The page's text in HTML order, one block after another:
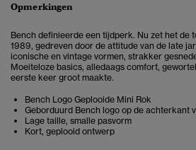
Opmerkingen
Bench definieerde een tijdperk. Nu zet het de
1989, gedreven door de attitude van de late
iconische en vintage vormen, strakker
Moeiteloze basics, alledaags comfort,
eerste keer groot maakte.
Bench Logo Geplooide Mini Rok
Geborduurd Bench logo op de achterkant
Lage taille, smalle pasvorm
Kort, geplooid ontwerp